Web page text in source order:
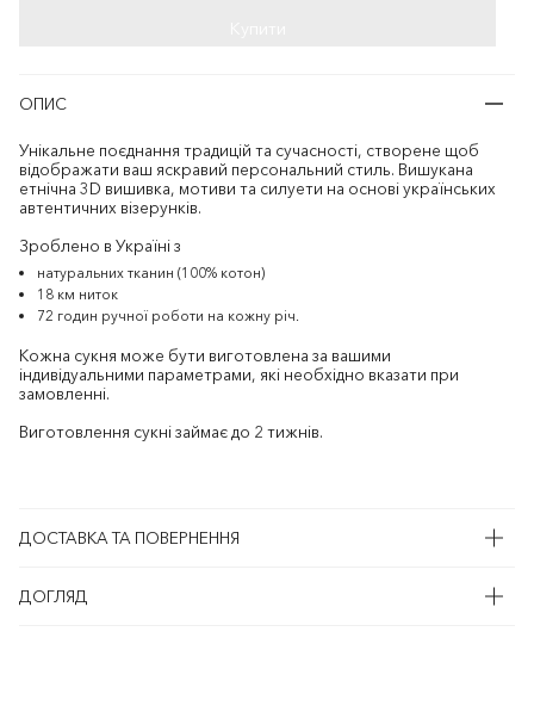
ОПИС
Унікальне поєднання традицій та сучасності, створене щоб
відображати ваш яскравий персональний стиль. Вишукана
етнічна 3D вишивка, мотиви та силуети на основі українських
автентичних візерунків.
Зроблено в Україні з
натуральних тканин (100% котон)
18 км ниток
72 годин ручної роботи на кожну річ.
Кожна сукня може бути виготовлена за вашими
індивідуальними параметрами, які необхідно вказати при
замовленні.
Виготовлення сукні займає до 2 тижнів.
ДОСТАВКА ТА ПОВЕРНЕННЯ
ДОГЛЯД